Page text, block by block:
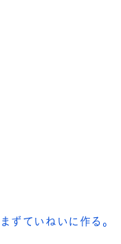
ずていねいに作る。